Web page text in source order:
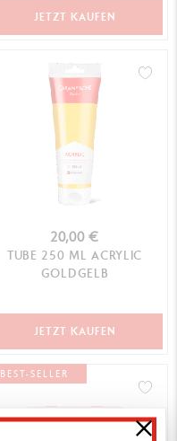
JETZT KAUFEN
20,00 €
TUBE 250 ML ACRYLIC
GOLDGELB
JETZT KAUFEN
BEST-SELLER